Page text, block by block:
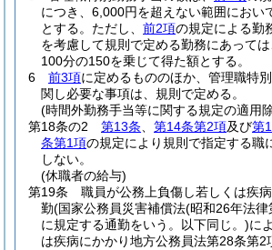
につき、6,000円を超えない範囲におい
とする。 ただし、 前2項の規定による勤
を考慮して規則で定める勤務にあって
100分の150を乗じて得た額とする。
6
前3項に定めるもののほか、管理職特
関し必要な事項は、規則で定める。
(時間外勤務手当等に関する規定の適用
第18条の2
第13条 第14条第2項及び第
条第1項の規定により規則で指定する職
しない。
(休職者の給与)
第19条
職員が公務上負傷し若しくは疾
勤(国家公務員災害補償法(昭和26年法律
に規定する通勤をいう。以下同じ。)に
は疾病にかかり地方公務員法第28条第2